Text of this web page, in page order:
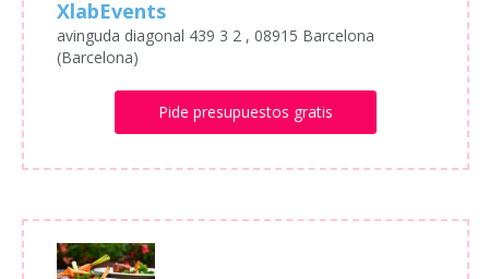
XlabEvents
avinguda diagonal 439 3 2 , 08915 Barcelona
(Barcelona)
Pide presupuestos gratis